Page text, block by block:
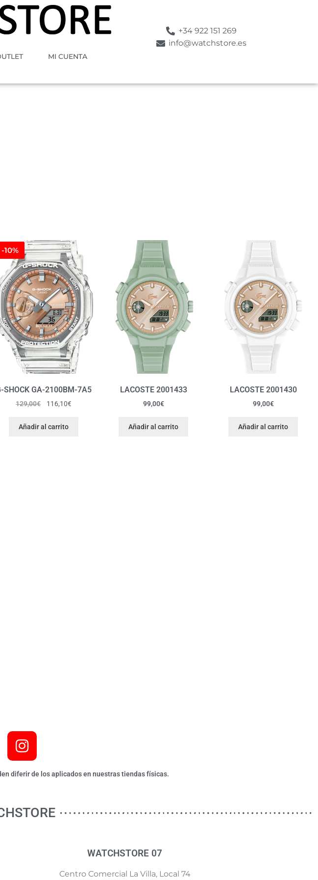
MI CUENTA
+34 922 151 269
info@watchstore.es
-10%
SHOCK GA-2100BM-7A5
129,00€ 116,10€
Añadir al carrito
LACOSTE 2001433
99,00€
Añadir al carrito
LACOSTE 2001430
99,00€
Añadir al carrito
diferir de los aplicados en nuestras tiendas físicas.
WATCHSTORE 07
Centro Comercial La Villa, Local 74